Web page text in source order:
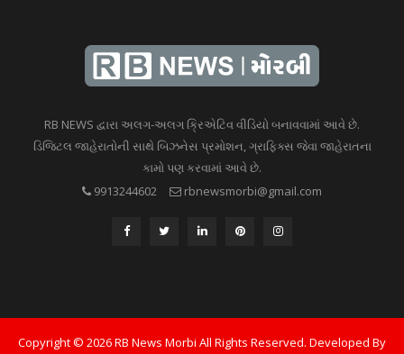
RB NEWS દ્વારા અલગ-અલગ ક્રિએટિવ વીડિયો બનાવવામાં આવે છે.
ડિજિટલ જાહેરાતોની સાથે બિઝનેસ પ્રમોશન, ગ્રાફિક્સ જેવા જાહેરાતના
કામો પણ કરવામાં આવે છે.
9913244602
rbnewsmorbi@gmail.com
Copyright © 2026 RB News Morbi All Rights Reserved. Developed By